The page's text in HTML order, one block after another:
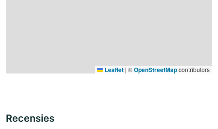
Leaflet | ©OpenStreetMapcontributors
Recensies